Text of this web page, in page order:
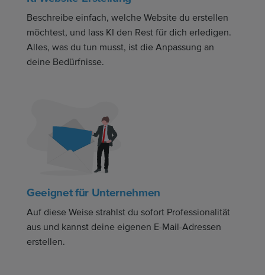
Beschreibe einfach, welche Website du erstellen
möchtest, und lass KI den Rest für dich erledigen.
Alles, was du tun musst, ist die Anpassung an
deine Bedürfnisse.
Geeignet für Unternehmen
Auf diese Weise strahlst du sofort Professionalität
aus und kannst deine eigenen E-Mail-Adressen
erstellen.